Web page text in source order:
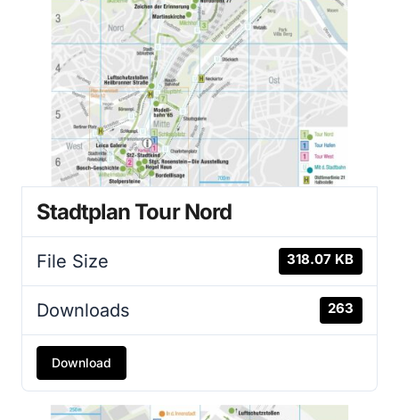
Stadtplan Tour Nord
File Size 318.07 KB
Downloads 263
Download